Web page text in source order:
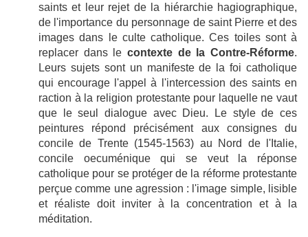
saints et leur rejet de la hiérarchie hagiographique,
de l'importance du personnage de saint Pierre et des
images dans le culte catholique. Ces toiles sont à
replacer dans le contexte de la Contre-Réforme.
Leurs sujets sont un manifeste de la foi catholique
qui encourage l'appel à l'intercession des saints en
raction à la religion protestante pour laquelle ne vaut
que le seul dialogue avec Dieu.
Le style de ces
peintures répond précisément aux consignes du
concile de Trente (1545-1563) au Nord de l'Italie,
concile oecuménique qui se veut la réponse
catholique pour se protéger de la réforme protestante
perçue comme une agression : l'image simple, lisible
et réaliste doit inviter à la concentration et à la
méditation.